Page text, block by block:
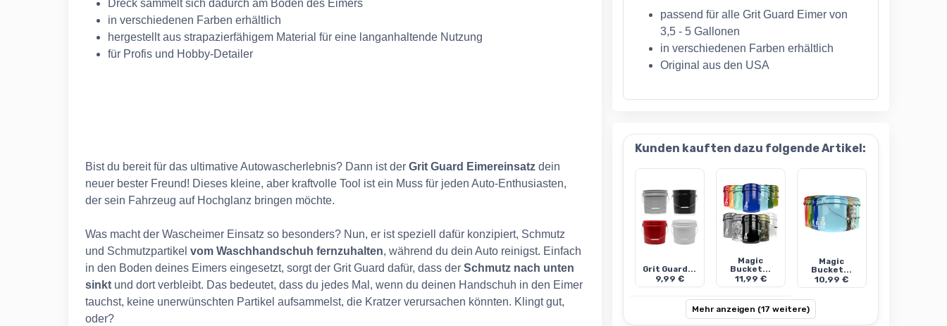
Dreck sammelt sich dadurch am Boden des Eimers
in verschiedenen Farben erhältlich
hergestellt aus strapazierfähigem Material für eine langanhaltende Nutzung
für Profis und Hobby-Detailer
Bist du bereit für das ultimative Autowascherlebnis? Dann ist der Grit Guard Eimereinsatz dein
neuer bester Freund! Dieses kleine, aber kraftvolle Tool ist ein Muss für jeden Auto-Enthusiasten,
der sein Fahrzeug auf Hochglanz bringen möchte.
Was macht der Wascheimer Einsatz so besonders? Nun, er ist speziell dafür konzipiert, Schmutz
und Schmutzpartikel vom Waschhandschuh fernzuhalten, während du dein Auto reinigst. Einfach
in den Boden deines Eimers eingesetzt, sorgt der Grit Guard dafür, dass der Schmutz nach unten
sinkt und dort verbleibt. Das bedeutet, dass du jedes Mal, wenn du deinen Handschuh in den Eimer
tauchst, keine unerwünschten Partikel aufsammelst, die Kratzer verursachen könnten. Klingt gut,
oder?
passend für alle Grit Guard Eimer von
3,5 - 5 Gallonen
in verschiedenen Farben erhältlich
Original aus den USA
Kunden kauften dazu folgende Artikel:
Grit Guard...
9,99 €
Magic
Bucket...
11,99 €
Magic
Bucket...
10,99 €
Mehr anzeigen (17 weitere)